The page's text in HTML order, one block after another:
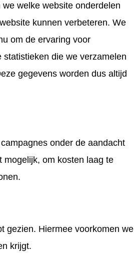
welke website onderdelen
kunnen verbeteren. We
om de ervaring voor
die we verzamelen
gegevens worden dus altijd
onder de aandacht
mogelijk, om kosten laag te
gezien. Hiermee voorkomen we
krijgt.